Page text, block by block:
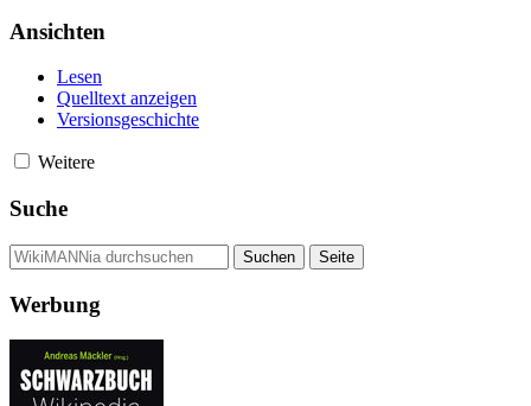
Ansichten
Lesen
Quelltext anzeigen
Versionsgeschichte
Weitere
Suche
Werbung